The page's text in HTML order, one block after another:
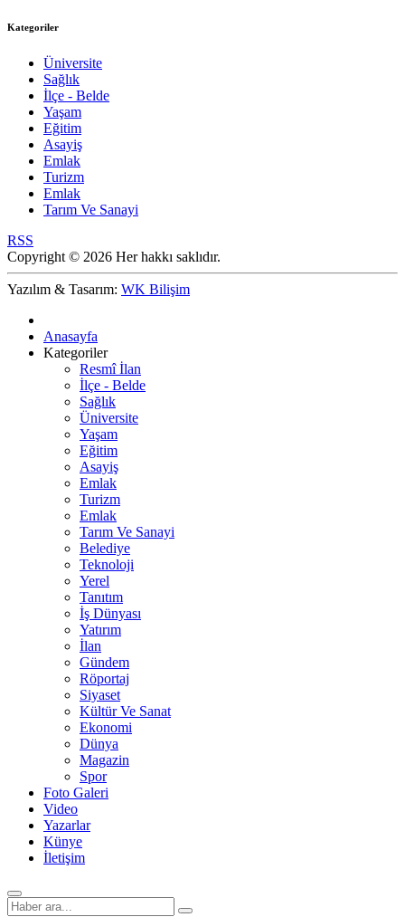
Kategoriler
Üniversite
Sağlık
İlçe - Belde
Yaşam
Eğitim
Asayiş
Emlak
Turizm
Emlak
Tarım Ve Sanayi
RSS
Copyright © 2026 Her hakkı saklıdır.
Yazılım & Tasarım: WK Bilişim
Anasayfa
Kategoriler
Resmî İlan
İlçe - Belde
Sağlık
Üniversite
Yaşam
Eğitim
Asayiş
Emlak
Turizm
Emlak
Tarım Ve Sanayi
Belediye
Teknoloji
Yerel
Tanıtım
İş Dünyası
Yatırım
İlan
Gündem
Röportaj
Siyaset
Kültür Ve Sanat
Ekonomi
Dünya
Magazin
Spor
Foto Galeri
Video
Yazarlar
Künye
İletişim